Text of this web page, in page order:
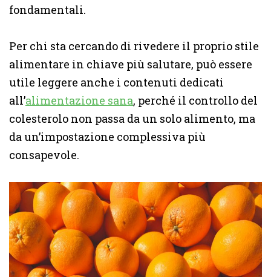
fondamentali.
Per chi sta cercando di rivedere il proprio stile
alimentare in chiave più salutare, può essere
utile leggere anche i contenuti dedicati
all’alimentazione sana, perché il controllo del
colesterolo non passa da un solo alimento, ma
da un’impostazione complessiva più
consapevole.